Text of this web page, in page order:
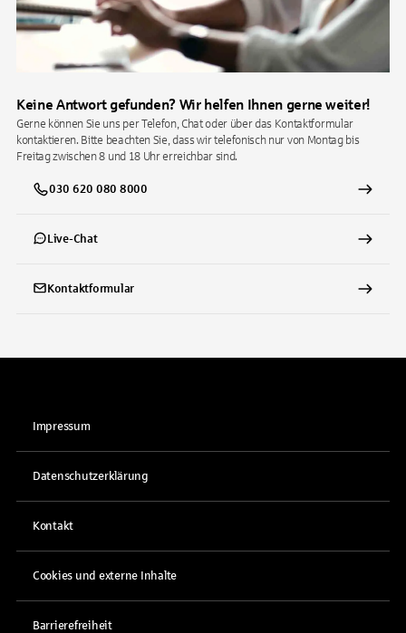
Keine Antwort gefunden? Wir helfen Ihnen gerne weiter!
Gerne können Sie uns per Telefon, Chat oder über das Kontaktformular
kontaktieren. Bitte beachten Sie, dass wir telefonisch nur von Montag bis
Freitag zwischen 8 und 18 Uhr erreichbar sind.
030 620 080 8000
Live-Chat
Kontaktformular
Impressum
Datenschutzerklärung
Kontakt
Cookies und externe Inhalte
Barrierefreiheit